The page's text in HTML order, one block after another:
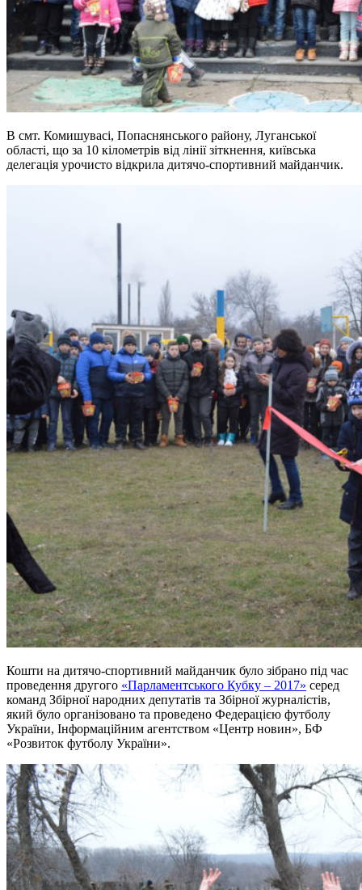
В смт. Комишувасі, Попаснянського району, Луганської
області, що за 10 кілометрів від лінії зіткнення, київська
делегація урочисто відкрила дитячо-спортивний майданчик.
Кошти на дитячо-спортивний майданчик було зібрано під час
проведення другого «Парламентського Кубку – 2017» серед
команд Збірної народних депутатів та Збірної журналістів,
який було організовано та проведено Федерацією футболу
України, Інформаційним агентством «Центр новин», БФ
«Розвиток футболу України».